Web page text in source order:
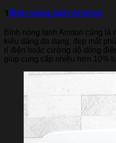
1 Bình nóng lạnh Ariston
Bình nóng lạnh Ariston cũng
kiểu dáng đa dạng, đẹp mắt
rỉ điện hoặc cường dộ dòng
giúp cung cấp nhiều hơn 10%